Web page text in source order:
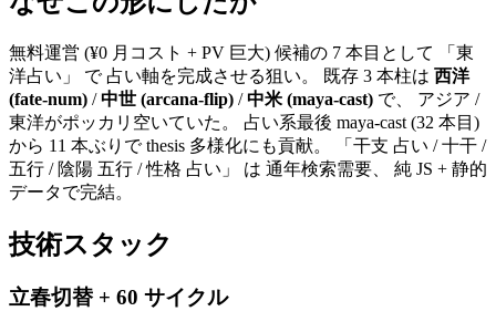
無料運営 (¥0 月コスト + PV 巨大) 候補の 7 本目として 「東
洋占い」 で 占い軸を完成させる狙い。 既存 3 本柱は 西洋
(fate-num) /中世 (arcana-flip) /中米 (maya-cast) で、 アジア /
東洋がポッカリ空いていた。 占い系最後 maya-cast (32 本目)
から 11 本ぶりで thesis 多様化にも貢献。 「干支 占い / 十干 /
五行 / 陰陽 五行 / 性格 占い」 は 通年検索需要、 純 JS + 静的
データで完結。
技術スタック
立春切替 + 60 サイクル